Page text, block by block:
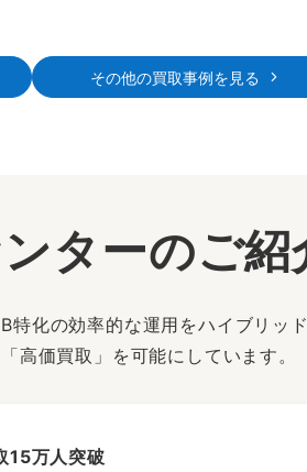
その他の買取事例を見る
ターのご紹
化の効率的な運用をハイブリッド
高価買取」を可能にしています。
15万人突破